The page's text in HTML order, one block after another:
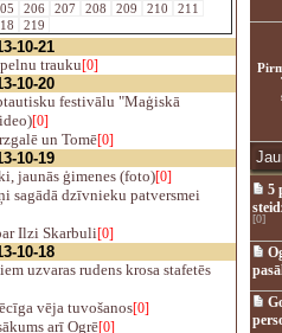
206 207 208 209 210
211
219
10-21
trauku[0]
10-20
festivālu "Maģiskā
[0]
un Tomē[0]
10-19
jaunās ģimenes (foto)[0]
sagādā dzīvnieku patversmei
Ilzi Skarbuli[0]
10-18
uzvaras rudens krosa stafetēs
vēja tuvošanos[0]
arī Ogrē[0]
5
[0]